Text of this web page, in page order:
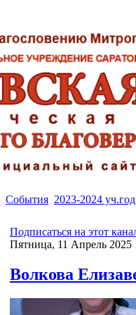
События 2023-2024 уч.год
Подписаться на этот
Пятница, 11 Апрель 2025
Волкова